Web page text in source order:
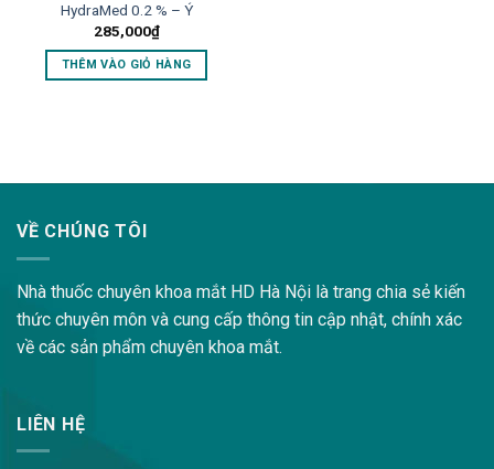
HydraMed 0.2 % – Ý
285,000₫
THÊM VÀO GIỎ HÀNG
VỀ CHÚNG TÔI
Nhà thuốc chuyên khoa mắt HD Hà Nội là trang chia sẻ kiến
thức chuyên môn và cung cấp thông tin cập nhật, chính xác
về các sản phẩm chuyên khoa mắt.
LIÊN HỆ